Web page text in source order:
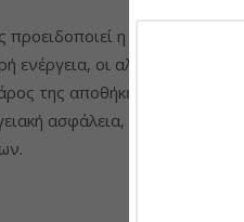
η Renewable
ενέργεια, οι αλλαγές
της αποθήκευσης». Έτσι,
ασφάλεια, την